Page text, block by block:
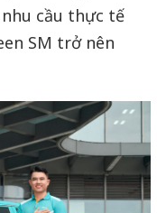
cầu thực tế
SM trở nên